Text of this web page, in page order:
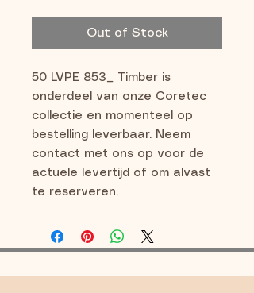
Out of Stock
50 LVPE 853_ Timber is
onderdeel van onze Coretec
collectie en momenteel op
bestelling leverbaar. Neem
contact met ons op voor de
actuele levertijd of om alvast
te reserveren.